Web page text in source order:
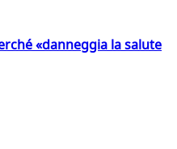
«danneggia la salute